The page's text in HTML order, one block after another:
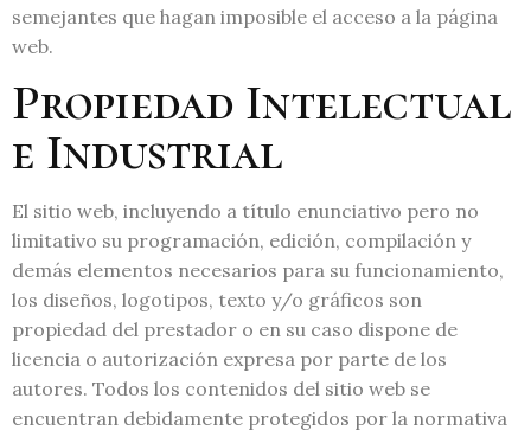
semejantes que hagan imposible el acceso a la página
web.
Propiedad Intelectual
e Industrial
El sitio web, incluyendo a título enunciativo pero no
limitativo su programación, edición, compilación y
demás elementos necesarios para su funcionamiento,
los diseños, logotipos, texto y/o gráficos son
propiedad del prestador o en su caso dispone de
licencia o autorización expresa por parte de los
autores. Todos los contenidos del sitio web se
encuentran debidamente protegidos por la normativa